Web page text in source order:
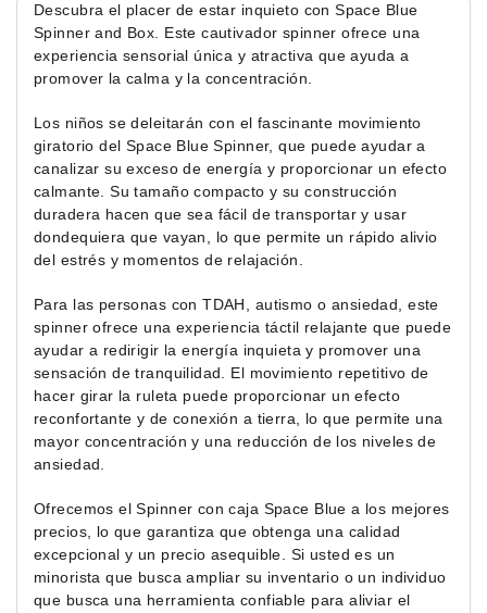
Descubra el placer de estar inquieto con Space Blue
Spinner and Box. Este cautivador spinner ofrece una
experiencia sensorial única y atractiva que ayuda a
promover la calma y la concentración.
Los niños se deleitarán con el fascinante movimiento
giratorio del Space Blue Spinner, que puede ayudar a
canalizar su exceso de energía y proporcionar un efecto
calmante. Su tamaño compacto y su construcción
duradera hacen que sea fácil de transportar y usar
dondequiera que vayan, lo que permite un rápido alivio
del estrés y momentos de relajación.
Para las personas con TDAH, autismo o ansiedad, este
spinner ofrece una experiencia táctil relajante que puede
ayudar a redirigir la energía inquieta y promover una
sensación de tranquilidad. El movimiento repetitivo de
hacer girar la ruleta puede proporcionar un efecto
reconfortante y de conexión a tierra, lo que permite una
mayor concentración y una reducción de los niveles de
ansiedad.
Ofrecemos el Spinner con caja Space Blue a los mejores
precios, lo que garantiza que obtenga una calidad
excepcional y un precio asequible. Si usted es un
minorista que busca ampliar su inventario o un individuo
que busca una herramienta confiable para aliviar el